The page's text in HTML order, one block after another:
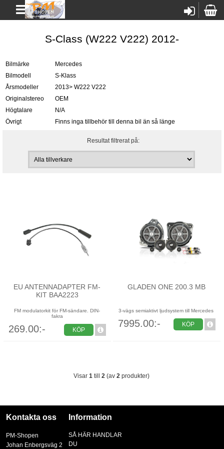
S-Class (W222 V222) 2012-
Bilmärke
Mercedes
Bilmodell
S-Klass
Årsmodeller
2013> W222 V222
Originalstereo
OEM
Högtalare
N/A
Övrigt
Finns inga tillbehör till denna bil än så länge
Resultat filtrerat på:
EU ANTENNADAPTER FM-
KIT BAA2223
FM modulatorkit för FM-sändare. DIN-
fakra
269.00:- KÖP
GLADEN ONE 200.3 MB
3-vägs semiaktivt ljudsystem till Mercedes
7995.00:- KÖP
Visar 1 till 2 (av 2 produkter)
Kontakta oss
PM-Shopen
Johan Enbergsväg 2
Information
SÅ HÄR HANDLAR
DU